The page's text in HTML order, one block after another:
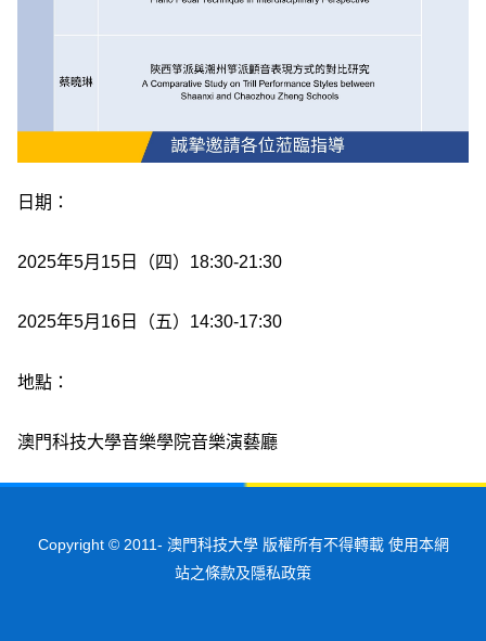
日期：
2025年5月15日（四）18:30-21:30
2025年5月16日（五）14:30-17:30
地點：
澳門科技大學音樂學院音樂演藝廳
Copyright © 2011- 澳門科技大學 版權所有不得轉載 使用本網
站之條款及隱私政策